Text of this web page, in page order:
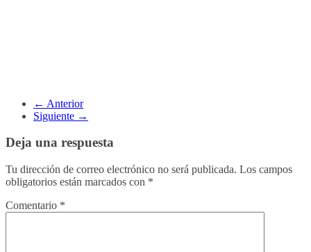
← Anterior
Siguiente →
Deja una respuesta
Tu dirección de correo electrónico no será publicada. Los campos
obligatorios están marcados con *
Comentario *